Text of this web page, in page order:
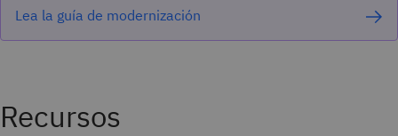
Lea la guía de modernización
Recursos